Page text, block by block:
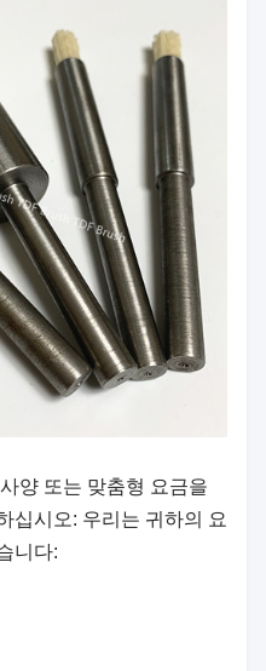
양 또는 맞춤형 요금을
십시오: 우리는 귀하의 요
니다: